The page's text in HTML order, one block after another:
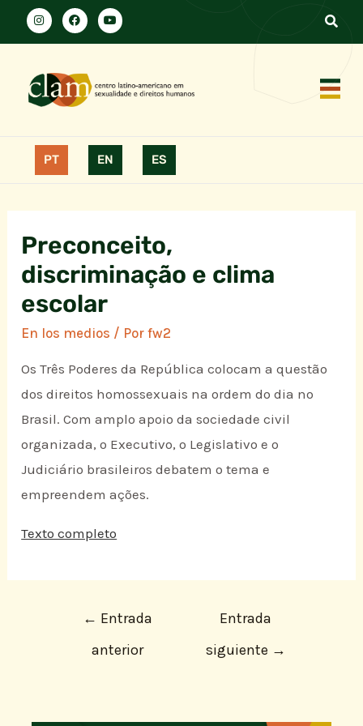
PT EN ES
Preconceito,
discriminação e clima
escolar
En los medios / Porfw2
Os Três Poderes da República colocam a questão
dos direitos homossexuais na ordem do dia no
Brasil. Com amplo apoio da sociedade civil
organizada, o Executivo, o Legislativo e o
Judiciário brasileiros debatem o tema e
empreendem ações.
Texto completo
← Entrada
anterior
Entrada
siguiente →